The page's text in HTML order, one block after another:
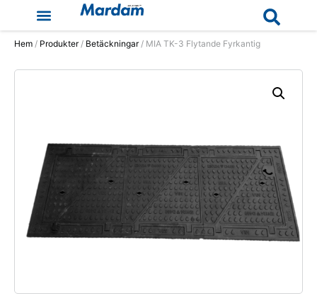
Hem / Produkter/ Betäckningar/ MIA TK-3 Flytande Fyrkantig